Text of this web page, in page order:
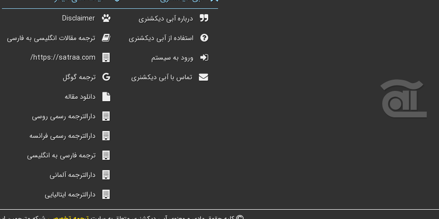
درباره آبی دیکشنری
استفاده از آبی دیکشنری
ورود به سیستم
تماس با آبی دیکشنری
Disclaimer
ترجمه مقالات انگلیسی به فارسی
https://satraa.com/
ترجمه گوگل
دانلود مقاله
دارالترجمه رسمی روسی
دارالترجمه رسمی فرانسه
ترجمه فارسی به انگلیسی
دارالترجمه آلمانی
دارالترجمه ایتالیایی